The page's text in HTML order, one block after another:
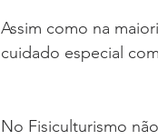
Assim como na
cuidado especial
No Fisiculturismo